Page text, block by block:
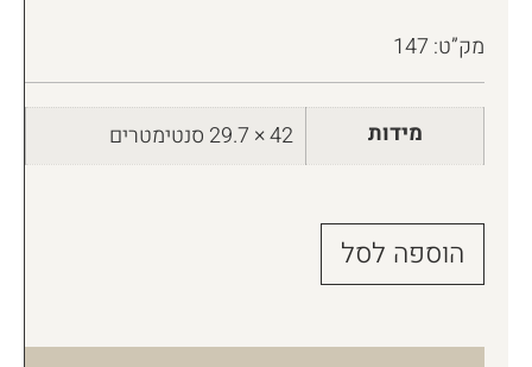
מק”ט: 147
מידות 42 × 29.7 סנטימטרים
הוספה לסל